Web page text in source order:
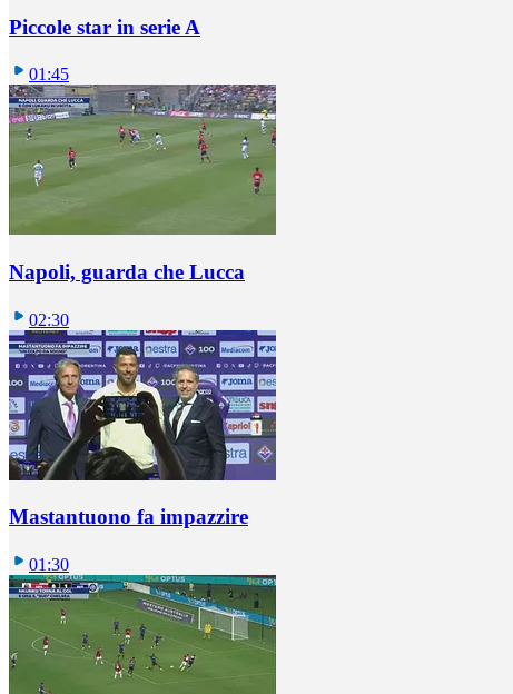
Piccole star in serie A
01:45
Napoli, guarda che Lucca
02:30
Mastantuono fa impazzire
01:30